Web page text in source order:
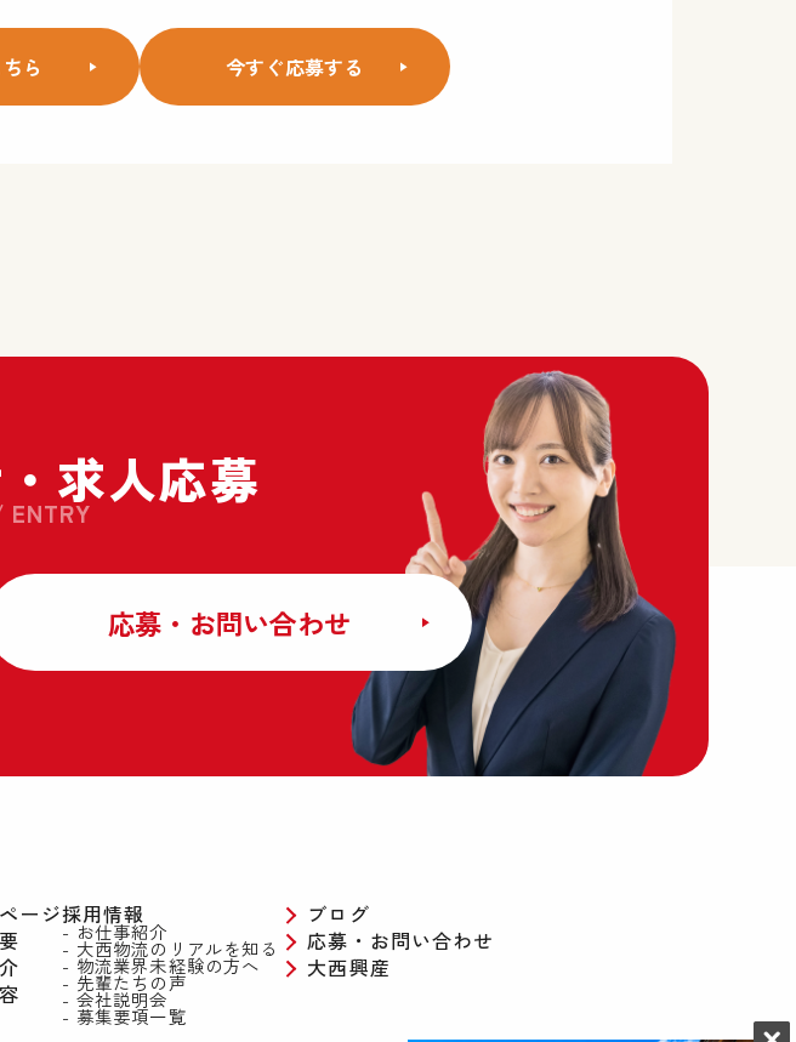
ら 今すぐ応募する
求人応募
ENTRY
応募・お問い合わせ
ージ採用情報
お仕事紹介
大西物流のリアルを知る
物流業界未経験の方へ
先輩たちの声
会社説明会
募集要項一覧
ブログ
応募・お問い合わせ
大西興産